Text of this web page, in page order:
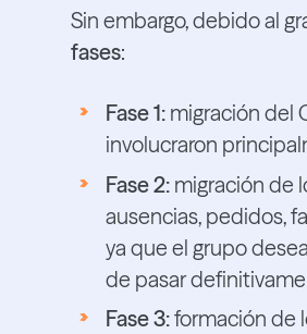
Sin embargo, debido al
fases:
Fase 1:migración del
involucraron
Fase 2:migración de
ausencias, pedidos,
ya que el grupo
de pasar
Fase 3:formación de